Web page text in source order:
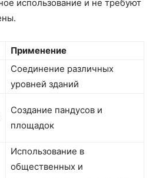
использование и не требуют
Применение
Соединение различных
уровней зданий
Создание пандусов и
площадок
Использование в
общественных и